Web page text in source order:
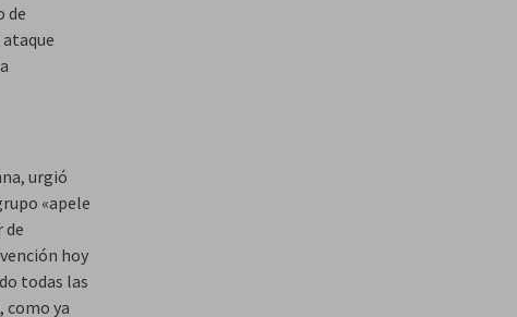
de
urgió
«apele
de
hoy
todas las
como ya